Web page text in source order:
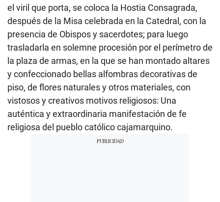
el viril que porta, se coloca la Hostia Consagrada,
después de la Misa celebrada en la Catedral, con la
presencia de Obispos y sacerdotes; para luego
trasladarla en solemne procesión por el perímetro de
la plaza de armas, en la que se han montado altares
y confeccionado bellas alfombras decorativas de
piso, de flores naturales y otros materiales, con
vistosos y creativos motivos religiosos: Una
auténtica y extraordinaria manifestación de fe
religiosa del pueblo católico cajamarquino.